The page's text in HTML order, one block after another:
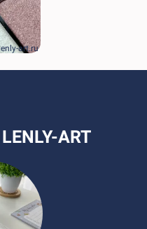
lenly-art.ru
ART